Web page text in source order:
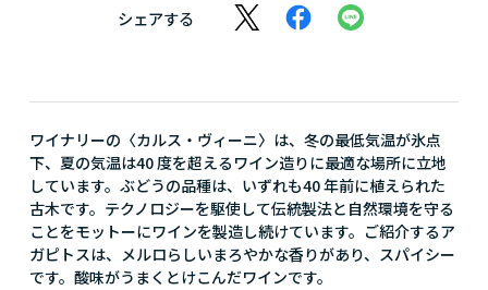
シェアする
ワイナリーの〈カルス・ヴィーニ〉は、冬の最低気温が氷点
下、夏の気温は40 度を超えるワイン造りに最適な場所に立地
しています。ぶどうの品種は、いずれも40 年前に植えられた
古木です。テクノロジーを駆使して伝統製法と自然環境を守る
ことをモットーにワインを製造し続けています。ご紹介するア
ガピトスは、メルロらしいまろやかな香りがあり、スパイシー
です。酸味がうまくとけこんだワインです。